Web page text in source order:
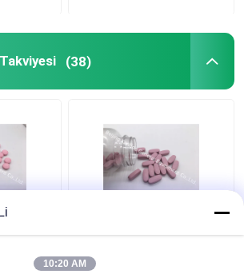
(38)
Kemik Sağlığı Takviyesi
BT7N Kanamasını
Durdurdu
10:20 AM